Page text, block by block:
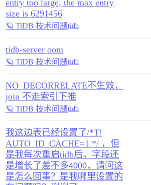
entry too large, the max entry
size is 6291456
🪐 TiDB 技术问题tidb
tidb-server oom
🪐 TiDB 技术问题tidb
NO_DECORRELATE不生效，
join 不走索引下推
🪐 TiDB 技术问题tidb
我这边表已经设置了/*T!
AUTO_ID_CACHE=1 */ ，但
是我每次重启tidb后，字段还
是增长了差不多4000，请问这
是怎么回事？是我哪里设置的